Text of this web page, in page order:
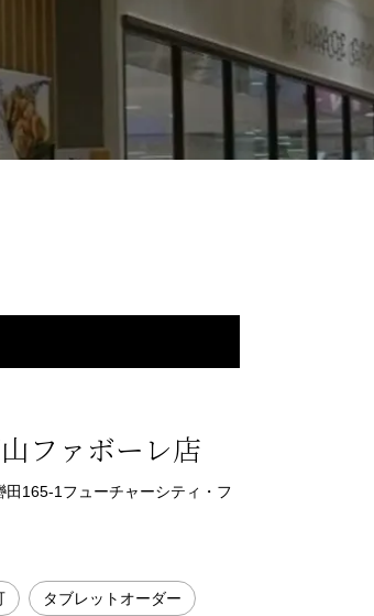
ファボーレ店
165-1フューチャーシティ・フ
タブレットオーダー